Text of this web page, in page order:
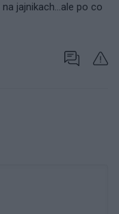
na jajnikach...ale po co